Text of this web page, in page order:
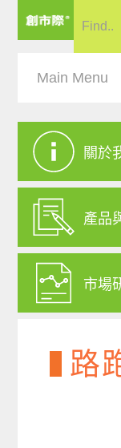
關於
產品
市場
路